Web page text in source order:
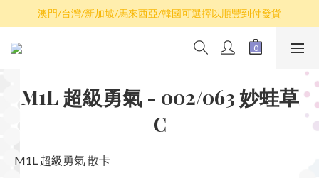
散卡買滿$100包平郵，全部產品買滿$800包順豐(香港境內)
澳門/台灣/新加坡/馬來西亞/韓國可選擇以順豐到付發貨
散卡買滿$100包平郵，全部產品買滿$800包順豐(香港境內)
M1L 超級勇氣 - 002/063 妙蛙草
C
M1L 超級勇氣 散卡